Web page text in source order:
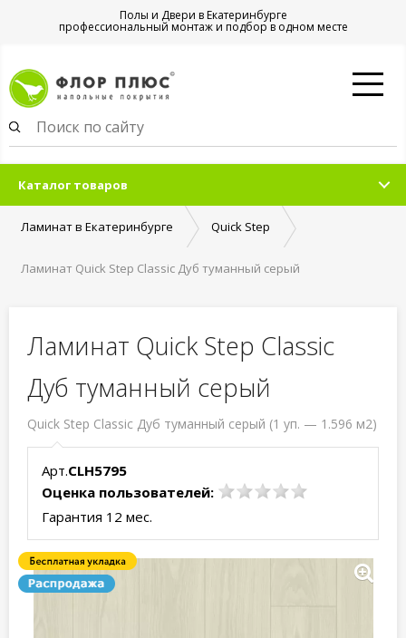
Полы и Двери в Екатеринбурге
профессиональный монтаж и подбор в одном месте
Каталог товаров
Ламинат в Екатеринбурге Quick Step
Ламинат Quick Step Classic Дуб туманный серый
Ламинат Quick Step Classic
Дуб туманный серый
Quick Step Classic Дуб туманный серый (1 уп. — 1.596 м2)
Арт.CLH5795
Оценка пользователей:
Гарантия 12 мес.